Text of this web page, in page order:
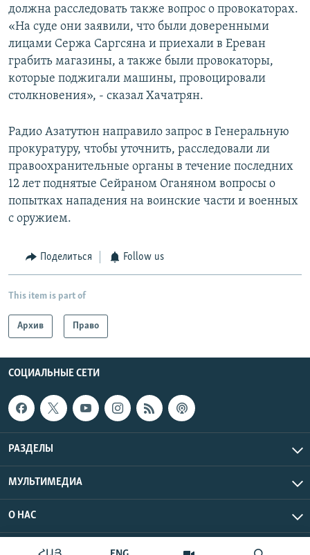
должна расследовать также вопрос о провокаторах.
«На суде они заявили, что были доверенными
лицами Сержа Саргсяна и приехали в Ереван
грабить магазины, а также были провокаторы,
которые поджигали машины, провоцировали
столкновения», - сказал Хачатрян.
Радио Азатутюн направило запрос в Генеральную
прокуратуру, чтобы уточнить, расследовали ли
правоохранительные органы в течение последних
12 лет поднятые Сейраном Оганяном вопросы о
попытках нападения на воинские части и военных
с оружием.
Поделиться Follow us
This item is part of
Архив Право
СОЦИАЛЬНЫЕ СЕТИ
РАЗДЕЛЫ
МУЛЬТИМЕДИА
О НАС
Радио Азатутюн © 2026 RFE/RL, Inc. Все права защищены.